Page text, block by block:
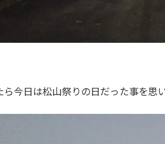
ら今日は松山祭りの日だった事を思